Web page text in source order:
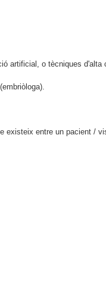
artificial, o tècniques
(embriòloga).
existeix entre un pacient /